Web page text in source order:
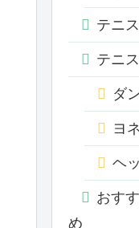
テニ
テニ
ダ
ヨ
ヘ
おす
め